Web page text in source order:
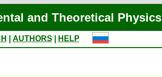
and Theoretical Physics
AUTHORS
HELP